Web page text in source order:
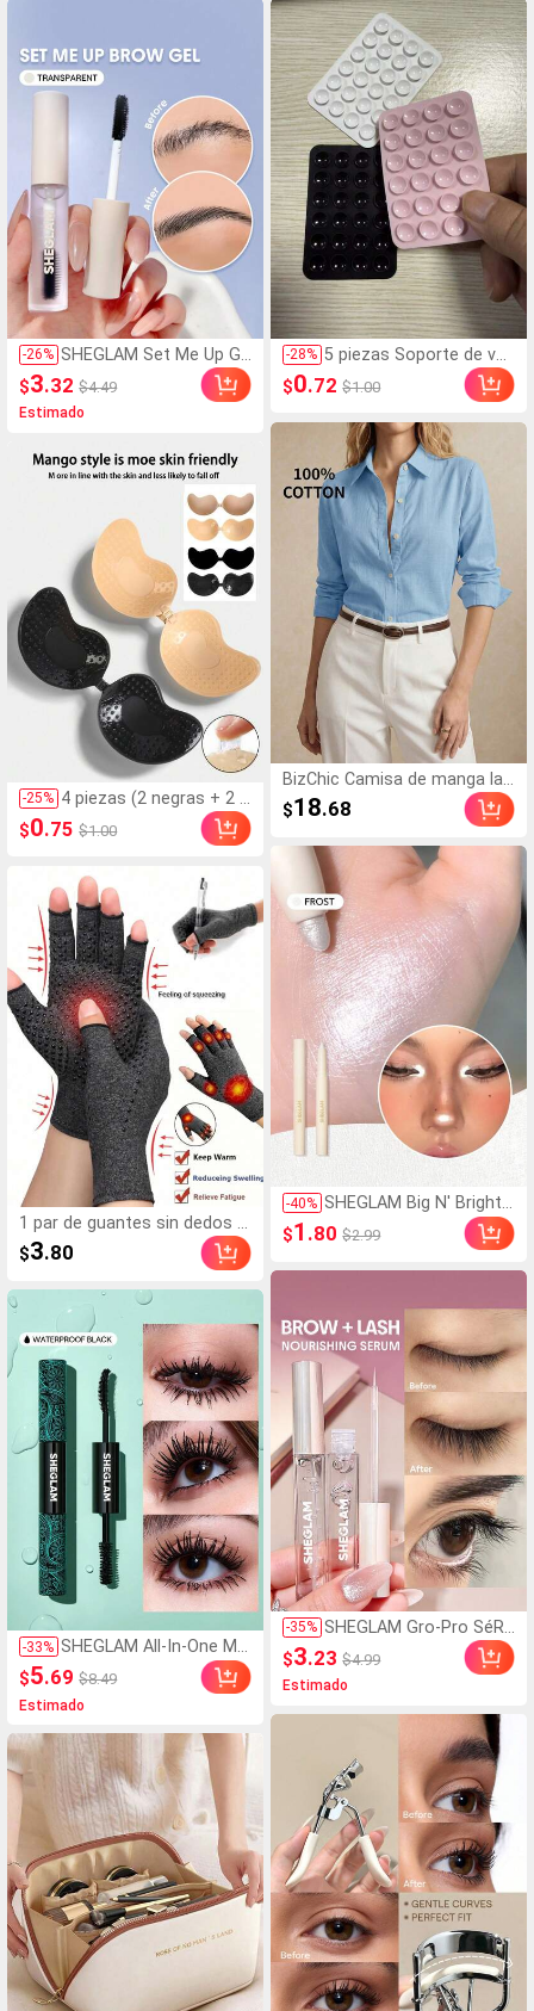
-26% SHEGLAM Set Me Up Ge
l Para Cejas Marca De B
elleza CosméTica Maqu
illaje Para Mujeres Y Niñ
$3.32 $4.49
Estimado
-25% 4 piezas (2 negras + 2 n
ude) de almohadillas de
silicona autoadhesivas i
copas de pecho sin tira
ntes y sin espalda para
bodas, hombros descub
iertos y fiestas de dam
as de honor
$0.75 $1.00
1 par de guantes sin dedos g
rises unisex, guantes elástic
os de punto cálidos para muj
$3.80
-33% SHEGLAM All-In-One Má
Scara De Volumen Y Lo
ngitud PestañAs Marca
De Belleza CosméTica
Y NiñAs
$5.69 $8.49
Estimado
ccesorios básicos para e
l cabello - Adecuados par
a niñas, uso diario en la e
scuela, fiestas, deportes,
estética
-28% 5 piezas Soporte de ven
tosa de silicona para tel
éfono, Soporte de vent
orte adhesivo para teléf
ono, Soporte adhesivo
para teléfono (Antes de
usar, limpie cuidadosam
ente la superficie para a
segurarse de que esté li
mpia y plana. Espere 30
minutos después de pe
gar para usar), Impresci
ndible
$0.72 $1.00
BizChic Camisa de manga lar
ga, estilo formal de negocio
s, estilo de vacaciones, holga
as, uso diario, vacaciones, ofi
cina, estilizante, elegante, ver
sátil, verano, otoño, Hallowee
n, vuelta al colegio, fiesta, cu
mpleaños, boda, invitado, igle
sia, ocasión especial, salida,
playa, reunión, social, vacacio
nes, compras, té de la tarde,
viaje, minimalista
$18.68
-40% SHEGLAM Big N' Bright L
áPiz De Ojos-Frost Brillo
s Marca De Belleza Cos
$1 .80 $2.99
-35% SHEGLAM Gro-Pro SéRu
m Nutritivo Para Pestañ
As PestañAs Marca De
Belleza CosméTica Maq
$3.23 $4.99
Estimado